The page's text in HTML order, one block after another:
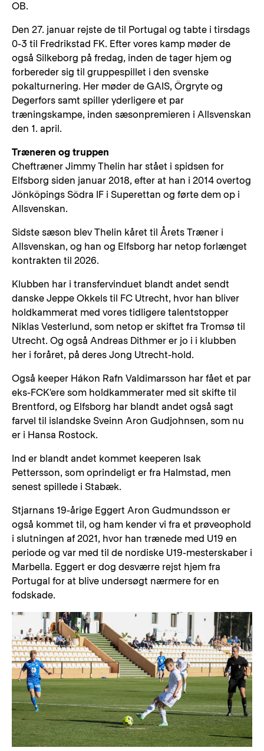
OB.
Den 27. januar rejste de til Portugal og tabte i tirsdags
0-3 til Fredrikstad FK. Efter vores kamp møder de
også Silkeborg på fredag, inden de tager hjem og
forbereder sig til gruppespillet i den svenske
pokalturnering. Her møder de GAIS, Örgryte og
Degerfors samt spiller yderligere et par
træningskampe, inden sæsonpremieren i Allsvenskan
den 1. april.
Træneren og truppen
Cheftræner Jimmy Thelin har stået i spidsen for
Elfsborg siden januar 2018, efter at han i 2014 overtog
Jönköpings Södra IF i Superettan og førte dem op i
Allsvenskan.
Sidste sæson blev Thelin kåret til Årets Træner i
Allsvenskan, og han og Elfsborg har netop forlænget
kontrakten til 2026.
Klubben har i transfervinduet blandt andet sendt
danske Jeppe Okkels til FC Utrecht, hvor han bliver
holdkammerat med vores tidligere talentstopper
Niklas Vesterlund, som netop er skiftet fra Tromsø til
Utrecht. Og også Andreas Dithmer er jo i i klubben
her i foråret, på deres Jong Utrecht-hold.
Også keeper Hákon Rafn Valdimarsson har fået et par
eks-FCK'ere som holdkammerater med sit skifte til
Brentford, og Elfsborg har blandt andet også sagt
farvel til islandske Sveinn Aron Gudjohnsen, som nu
er i Hansa Rostock.
Ind er blandt andet kommet keeperen Isak
Pettersson, som oprindeligt er fra Halmstad, men
senest spillede i Stabæk.
Stjarnans 19-årige Eggert Aron Gudmundsson er
også kommet til, og ham kender vi fra et prøveophold
i slutningen af 2021, hvor han trænede med U19 en
periode og var med til de nordiske U19-mesterskaber i
Marbella. Eggert er dog desværre rejst hjem fra
Portugal for at blive undersøgt nærmere for en
fodskade.